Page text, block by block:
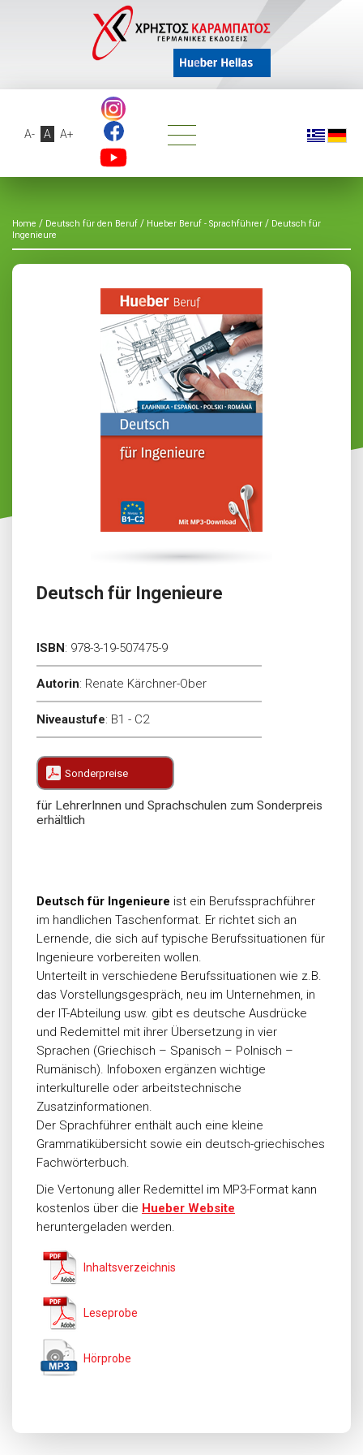
A- A A+
Home / Deutsch für den Beruf / Hueber Beruf - Sprachführer / Deutsch für
Ingenieure
Deutsch für Ingenieure
ISBN: 978-3-19-507475-9
Autorin: Renate Kärchner-Ober
Niveaustufe: B1 - C2
Sonderpreise
für LehrerInnen und Sprachschulen zum Sonderpreis
erhältlich
Deutsch für Ingenieure ist ein Berufssprachführer
im handlichen Taschenformat. Er richtet sich an
Lernende, die sich auf typische Berufssituationen für
Ingenieure vorbereiten wollen.
Unterteilt in verschiedene Berufssituationen wie z.B.
das Vorstellungsgespräch, neu im Unternehmen, in
der IT-Abteilung usw. gibt es deutsche Ausdrücke
und Redemittel mit ihrer Übersetzung in vier
Sprachen (Griechisch – Spanisch – Polnisch –
Rumänisch). Infoboxen ergänzen wichtige
interkulturelle oder arbeitstechnische
Zusatzinformationen.
Der Sprachführer enthält auch eine kleine
Grammatikübersicht sowie ein deutsch-griechisches
Fachwörterbuch.
Die Vertonung aller Redemittel im MP3-Format kann
kostenlos über die Hueber Website
heruntergeladen werden.
Inhaltsverzeichnis
Leseprobe
Hörprobe